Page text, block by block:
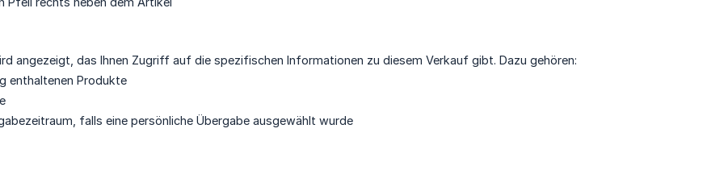
angezeigt, das Ihnen Zugriff auf die spezifischen Informationen zu diesem Verkauf gibt. Dazu gehören:
enthaltenen Produkte
falls eine persönliche Übergabe ausgewählt wurde